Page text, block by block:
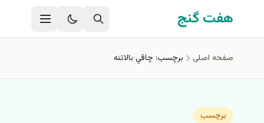
رفتن به محتوای اصلی
هفت گنج
صفحه اصلی برچسب: چاقي بالاتنه
برچسب